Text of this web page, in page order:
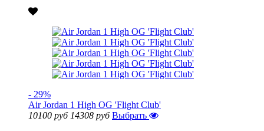
- 29%
Air Jordan 1 High OG 'Flight Club'
10100 руб 14308 руб Выбрать